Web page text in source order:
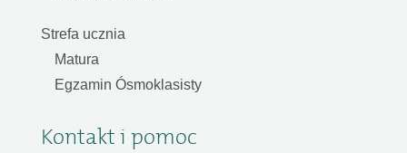
Strefa ucznia
Matura
Egzamin Ósmoklasisty
Kontakt i pomoc